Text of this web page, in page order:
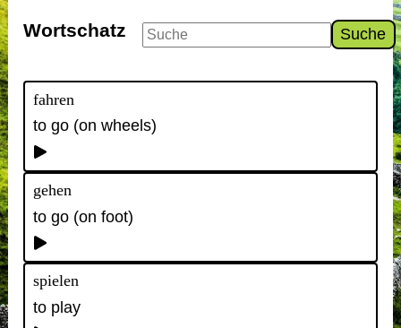
Wortschatz Suche
fahren
to go (on wheels)
gehen
to go (on foot)
spielen
to play